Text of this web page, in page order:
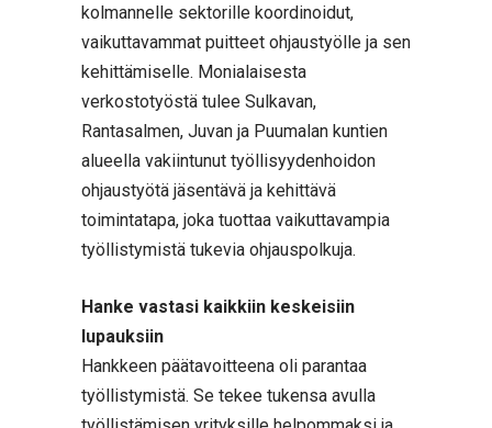
kolmannelle sektorille koordinoidut,
vaikuttavammat puitteet ohjaustyölle ja sen
kehittämiselle. Monialaisesta
verkostotyöstä tulee Sulkavan,
Rantasalmen, Juvan ja Puumalan kuntien
alueella vakiintunut työllisyydenhoidon
ohjaustyötä jäsentävä ja kehittävä
toimintatapa, joka tuottaa vaikuttavampia
työllistymistä tukevia ohjauspolkuja.
Hanke vastasi kaikkiin keskeisiin
lupauksiin
Hankkeen päätavoitteena oli parantaa
työllistymistä. Se tekee tukensa avulla